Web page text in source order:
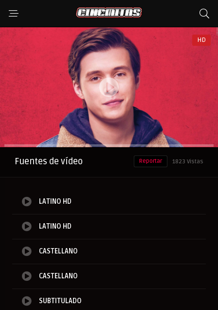
HD
Anuncio
Fuentes de vídeo 1823 Vistas
Reportar
LATINO HD
LATINO HD
CASTELLANO
CASTELLANO
SUBTITULADO